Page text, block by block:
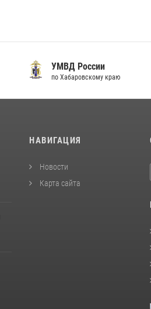
УМВД России
по Хабаровскому краю
НАВИГАЦИЯ
Новости
Карта сайта